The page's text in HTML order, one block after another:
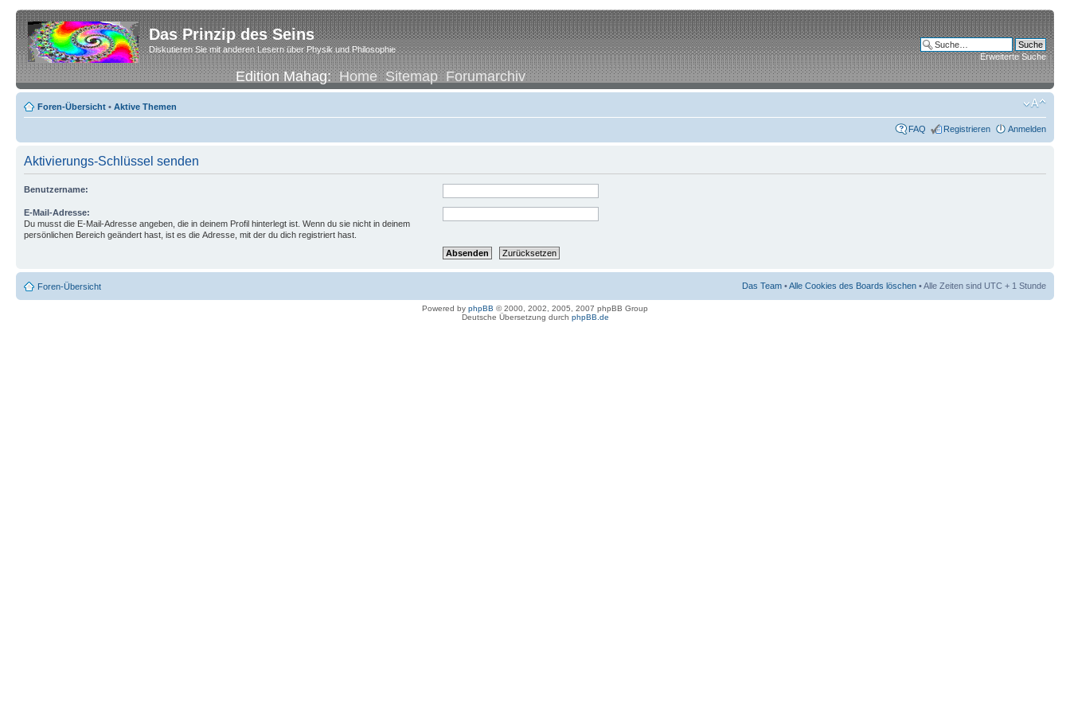
Das Prinzip des Seins
Diskutieren Sie mit anderen Lesern über Physik und Philosophie
Edition Mahag:Home Sitemap Forumarchiv
Erweiterte Suche
Foren-Übersicht • Aktive Themen
FAQ Registrieren Anmelden
Aktivierungs-Schlüssel senden
Benutzername:
E-Mail-Adresse:
Du musst die E-Mail-Adresse angeben, die in deinem Profil hinterlegt ist. Wenn du sie nicht in deinem
persönlichen Bereich geändert hast, ist es die Adresse, mit der du dich registriert hast.
Foren-Übersicht Das Team •Alle Cookies des Boards löschen • Alle Zeiten sind UTC + 1 Stunde
Powered by phpBB © 2000, 2002, 2005, 2007 phpBB Group
Deutsche Übersetzung durch phpBB.de